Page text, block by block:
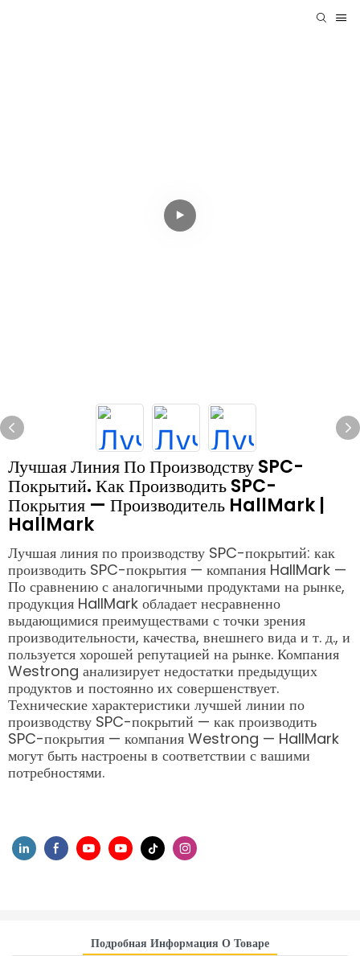
Лучшая Линия По Производству SPC-
Покрытий. Как Производить SPC-
Покрытия — Производитель HallMark |
HallMark
Лучшая линия по производству SPC-покрытий: как
производить SPC-покрытия — компания HallMark —
По сравнению с аналогичными продуктами на рынке,
продукция HallMark обладает несравненно
выдающимися преимуществами с точки зрения
производительности, качества, внешнего вида и т. д., и
пользуется хорошей репутацией на рынке. Компания
Westrong анализирует недостатки предыдущих
продуктов и постоянно их совершенствует.
Технические характеристики лучшей линии по
производству SPC-покрытий — как производить
SPC-покрытия — компания Westrong — HallMark
могут быть настроены в соответствии с вашими
потребностями.
Подробная Информация О Товаре